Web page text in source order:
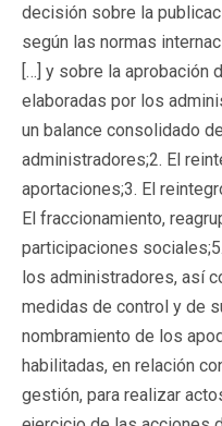
decisión sobre la
según las normas
[…] y sobre la aprobación
elaboradas por los
un balance consolidado
administradores;2. El
aportaciones;3. El
El fraccionamiento,
participaciones
los administradores, así
medidas de control y de
nombramiento de los
habilitadas, en relación
gestión, para realizar